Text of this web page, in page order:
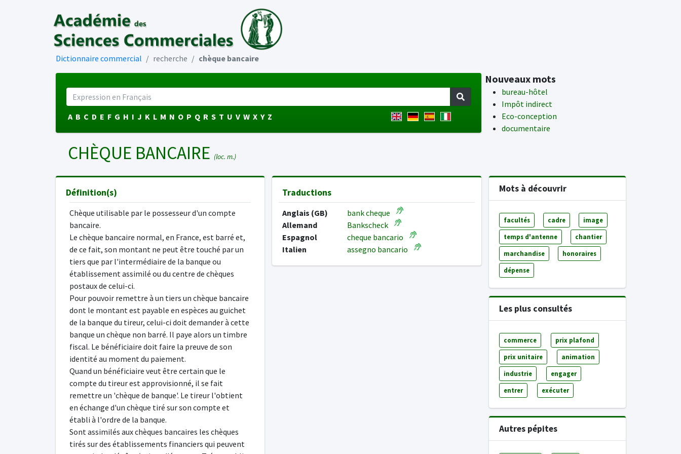
Dictionnaire commercial recherche chèque bancaire
A B C D E F G H I J K L M N O P Q R S T U V W X Y Z
Nouveaux mots
bureau-hôtel
Impôt indirect
Eco-conception
documentaire
CHÈQUE BANCAIRE (loc. m.)
Définition(s)
Chèque utilisable par le possesseur d'un compte
bancaire.
Le chèque bancaire normal, en France, est barré et,
de ce fait, son montant ne peut être touché par un
tiers que par l'intermédiaire de la banque ou
établissement assimilé ou du centre de chèques
postaux de celui-ci.
Pour pouvoir remettre à un tiers un chèque bancaire
dont le montant est payable en espèces au guichet
de la banque du tireur, celui-ci doit demander à cette
banque un chèque non barré. Il paye alors un timbre
fiscal. Le bénéficiaire doit faire la preuve de son
identité au moment du paiement.
Quand un bénéficiaire veut être certain que le
compte du tireur est approvisionné, il se fait
remettre un 'chèque de banque'. Le tireur l'obtient
en échange d'un chèque tiré sur son compte et
établi à l'ordre de la banque.
Sont assimilés aux chèques bancaires les chèques
tirés sur des établissements financiers qui peuvent
Traductions
Anglais (GB)
bank cheque
Allemand
Bankscheck
Espagnol
cheque bancario
Italien
assegno bancario
Mots à découvrir
facultés cadre image
temps d'antenne chantier
marchandise honoraires
dépense
Les plus consultés
commerce prix plafond
prix unitaire animation
industrie engager
entrer exécuter
Autres pépites